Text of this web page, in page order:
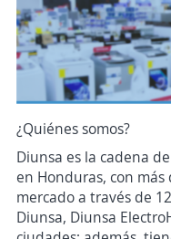
¿Quiénes somos?
Diunsa es la cadena
en Honduras, con
mercado a través de
Diunsa, Diunsa